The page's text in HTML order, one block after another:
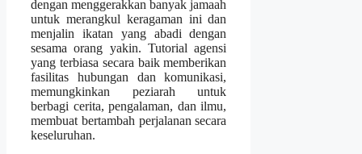
dengan menggerakkan banyak jamaah
untuk merangkul keragaman ini dan
menjalin ikatan yang abadi dengan
sesama orang yakin. Tutorial agensi
yang terbiasa secara baik memberikan
fasilitas hubungan dan komunikasi,
memungkinkan peziarah untuk
berbagi cerita, pengalaman, dan ilmu,
membuat bertambah perjalanan secara
keseluruhan.